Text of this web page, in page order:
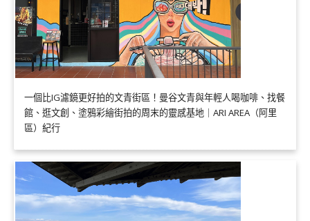
一個比IG濾鏡更好拍的文青街區！曼谷文青與年輕人喝咖啡、找餐
館、逛文創、塗鴉彩繪街拍的周末的靈感基地｜ARI AREA（阿里
區）紀行